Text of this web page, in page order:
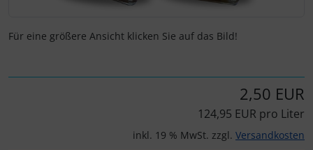
Für eine größere Ansicht klicken Sie auf das Bild!
2,50 EUR
124,95 EUR pro Liter
inkl. 19 % MwSt. zzgl. Versandkosten